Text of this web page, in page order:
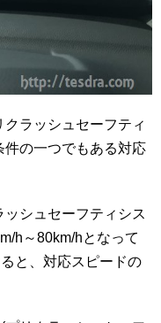
ラッシュセーフティ
件の一つでもある対応
シュセーフティシス
h～80km/hとなって
と、対応スピードの